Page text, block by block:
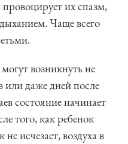
провоцирует их спазм,
Чаще всего
возникнуть не
или даже дней после
состояние начинает
того, как ребенок
исчезает, воздуха в